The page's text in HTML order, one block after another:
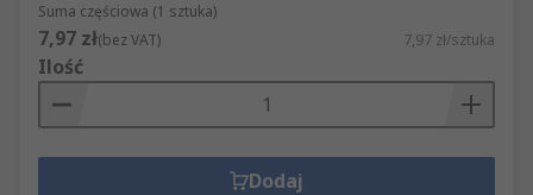
Suma częściowa (1 sztuka)
7,97 zł(bez VAT) 7,97 zł/sztuka
Ilość
Dodaj